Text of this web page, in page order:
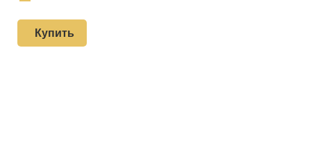
Купить